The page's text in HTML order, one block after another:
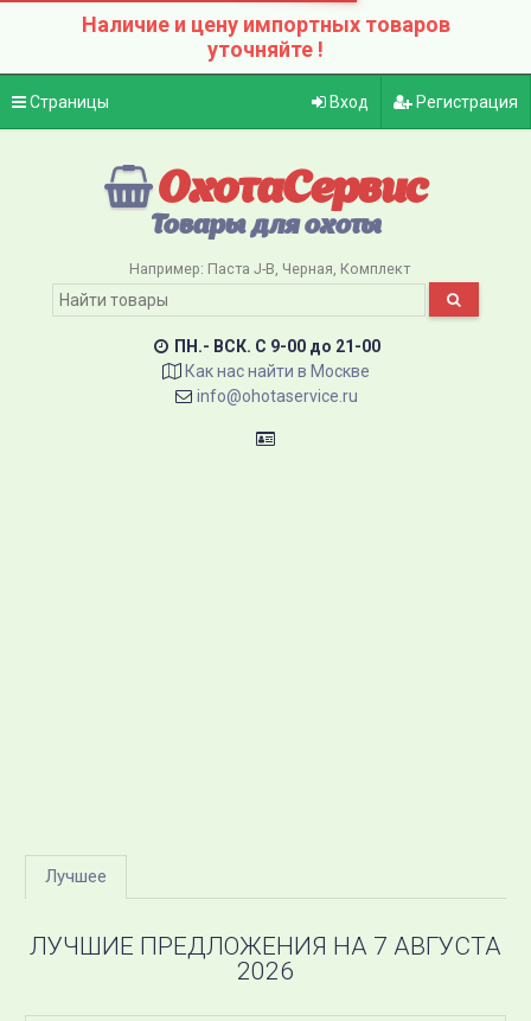
Наличие и цену импортных товаров
уточняйте !
Страницы Вход Регистрация
ОхотаСервис
Товары для охоты
Например: Паста J-B Черная Комплект
ПН.- ВСК. C 9-00 до 21-00
Как нас найти в Москве
info@ohotaservice.ru
Лучшее
ЛУЧШИЕ ПРЕДЛОЖЕНИЯ НА 7 АВГУСТА
2026